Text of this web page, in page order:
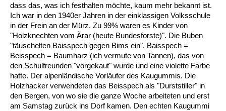
dass das, was ich festhalten möchte, kaum mehr bekannt ist.
Ich war in den 1940er Jahren in der einklassigen Volksschule
in der Frein an der Mürz. Zu 99% waren es Kinder von
"Holzknechten vom Ärar (heute Bundesforste)". Die Buben
"täuschelten Baisspech gegen Bims ein". Baisspech =
Beisspech = Baumharz (ich vermute von Tannen), das von
den Schulfreunden "vorgekaut" wurde und eine violette Farbe
hatte. Der alpenländische Vorläufer des Kaugummis. Die
Holzhacker verwendeten das Beisspech als "Durststiller" in
den Bergen, von wo sie die ganze Woche arbeiteten und erst
am Samstag zurück ins Dorf kamen. Den echten Kaugummi